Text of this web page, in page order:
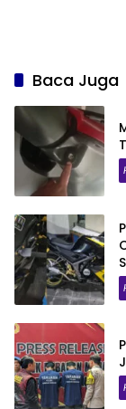
Baca Juga